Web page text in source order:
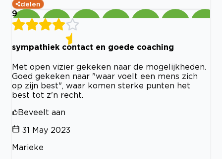
delen
9
sympathiek contact en goede coaching
Met open vizier gekeken naar de mogelijkheden.
Goed gekeken naar "waar voelt een mens zich
op zijn best", waar komen sterke punten het
best tot z'n recht.
Beveelt aan
31 May 2023
Marieke